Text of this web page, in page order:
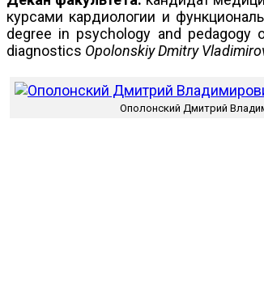
курсами кардиологии и
degree in psychology and
diagnostics OpolonskiyDmitry
Ополонский Дмитрий